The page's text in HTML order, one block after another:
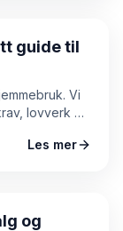
guide til
Vi
lovverk og
Les mer
og